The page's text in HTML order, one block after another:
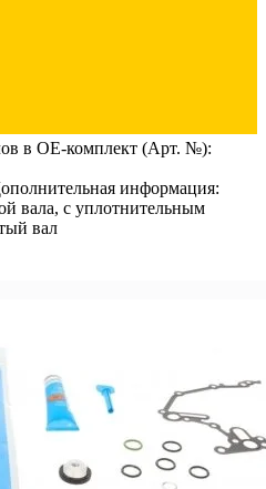
в ОЕ-комплект (Арт. №):
информация:
вала, с уплотнительным
вал